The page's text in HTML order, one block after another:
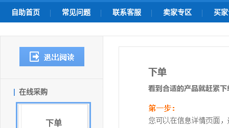
自助首页 常见问题 联系客服 卖家专区 买
在线采购
下单